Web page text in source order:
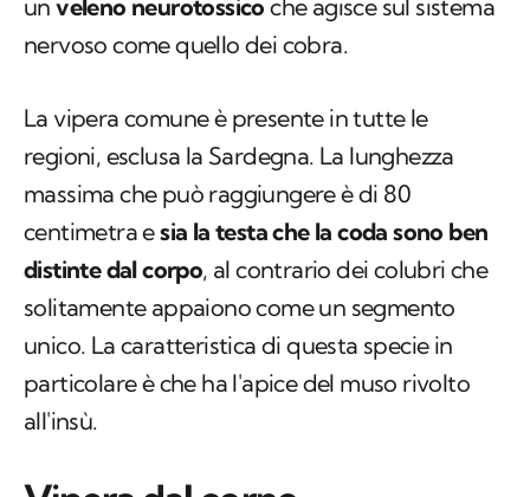
unveleno neurotossico che agisce sul sistema
nervoso come quello dei cobra.
La vipera comune è presente in tutte le
regioni, esclusa la Sardegna. La lunghezza
massima che può raggiungere è di 80
centimetra esia la testa che la coda sono ben
distinte dal corpo, al contrario dei colubri che
solitamente appaiono come un segmento
unico. La caratteristica di questa specie in
particolare è che ha l'apice del muso rivolto
all'insù.